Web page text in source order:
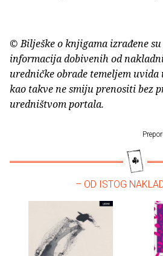
© Bilješke o knjigama izrađene
informacija dobivenih od
uredničke obrade temeljem uvida
kao takve ne smiju prenositi bez
uredništvom portala.
– OD ISTOG